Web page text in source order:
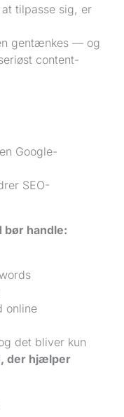
tilpasse sig, er
gentænkes — og
content-
Google-
SEO-
bør handle:
online
det bliver kun
der hjælper